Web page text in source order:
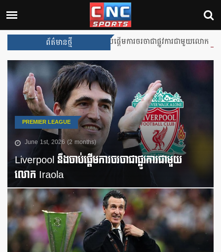
ព័ត៌មានថ្មី
Liverpool នឹងចាប់ផ្តើមការចរចាជាផ្លូវការជាមួយលោក Iraola
PREMIER LEAGUE
June 1st, 2026 (2 months)
Liverpool នឹងចាប់ផ្តើមការចរចាជាផ្លូវការជាមួយ
លោក Iraola